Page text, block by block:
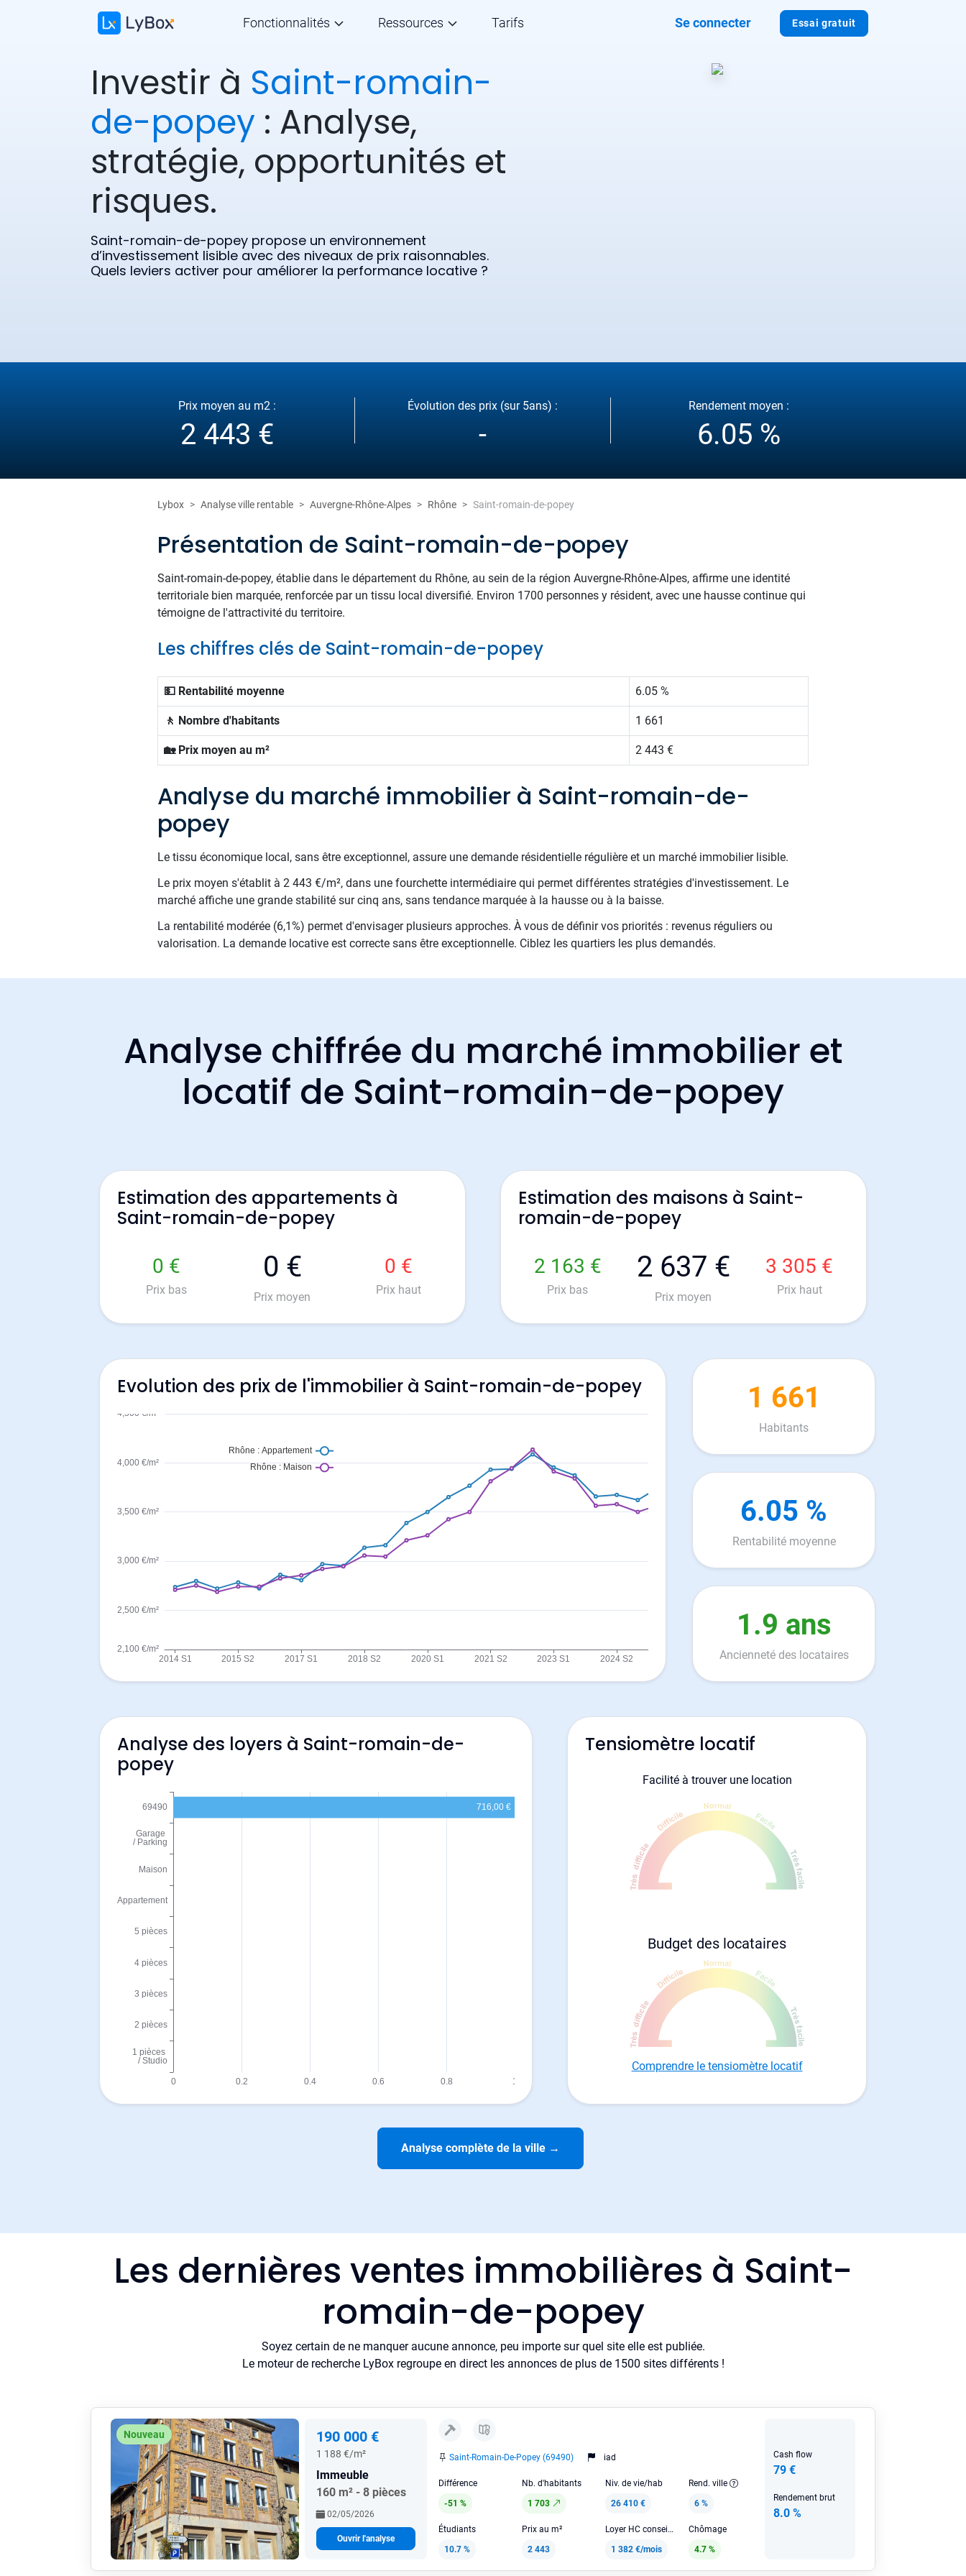
Essai gratuit
Fonctionnalités Ressources Tarifs Se connecter
Investir à Saint-romain-
de-popey : Analyse,
stratégie, opportunités et
risques.
Saint-romain-de-popey propose un environnement
d’investissement lisible avec des niveaux de prix raisonnables.
Quels leviers activer pour améliorer la performance locative ?
Prix moyen au m2 :
2 443 €
Évolution des prix (sur 5ans) :
-
Rendement moyen :
6.05 %
Lybox Analyse ville rentable Auvergne-Rhône-Alpes Rhône Saint-romain-de-popey
Présentation de Saint-romain-de-popey
Saint-romain-de-popey, établie dans le département du Rhône, au sein de la région Auvergne-Rhône-Alpes, affirme une identité
territoriale bien marquée, renforcée par un tissu local diversifié. Environ 1700 personnes y résident, avec une hausse continue qui
témoigne de l'attractivité du territoire.
Les chiffres clés de Saint-romain-de-popey
💵 Rentabilité moyenne 6.05 %
🚶 Nombre d'habitants 1 661
🏡 Prix moyen au m² 2 443 €
Analyse du marché immobilier à Saint-romain-de-
popey
Le tissu économique local, sans être exceptionnel, assure une demande résidentielle régulière et un marché immobilier lisible.
Le prix moyen s'établit à 2 443 €/m², dans une fourchette intermédiaire qui permet différentes stratégies d'investissement. Le
marché affiche une grande stabilité sur cinq ans, sans tendance marquée à la hausse ou à la baisse.
La rentabilité modérée (6,1%) permet d'envisager plusieurs approches. À vous de définir vos priorités : revenus réguliers ou
valorisation. La demande locative est correcte sans être exceptionnelle. Ciblez les quartiers les plus demandés.
Analyse chiffrée du marché immobilier et
locatif de Saint-romain-de-popey
Estimation des appartements à
Saint-romain-de-popey
0 €
Prix bas
0 €
Prix moyen
0 €
Prix haut
Estimation des maisons à Saint-
romain-de-popey
2 163 €
Prix bas
2 637 €
Prix moyen
3 305 €
Prix haut
Evolution des prix de l'immobilier à Saint-romain-de-popey 1 661
Habitants
6.05 %
Rentabilité moyenne
1.9 ans
Ancienneté des locataires
Analyse des loyers à Saint-romain-de-
popey
Tensiomètre locatif
Facilité à trouver une location
Budget des locataires
Comprendre le tensiomètre locatif
Analyse complète de la ville →
Les dernières ventes immobilières à Saint-
romain-de-popey
Soyez certain de ne manquer aucune annonce, peu importe sur quel site elle est publiée.
Le moteur de recherche LyBox regroupe en direct les annonces de plus de 1500 sites différents !
Nouveau 190 000 €
1 188 €/m²
Immeuble
160 m² - 8 pièces
02/05/2026
Ouvrir l'analyse
Saint-Romain-De-Popey (69490) iad
Différence
-51 %
Nb. d'habitants
1 703
Niv. de vie/hab
26 410 €
Rend. ville
6 %
Étudiants
10.7 %
Prix au m²
2 443
Loyer HC conseillé
1 382 €/mois
Chômage
4.7 %
Cash flow
79 €
Rendement brut
8.0 %